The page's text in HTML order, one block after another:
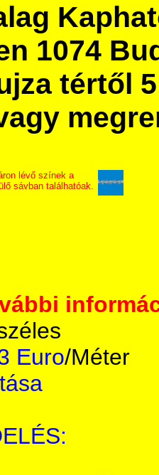
1074
tértől
lévő színek a
sávban találhatóak.
Euro/Méter